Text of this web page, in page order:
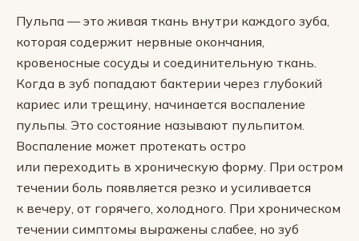
Пульпа — это живая ткань внутри каждого зуба,
которая содержит нервные окончания,
кровеносные сосуды и соединительную ткань.
Когда в зуб попадают бактерии через глубокий
кариес или трещину, начинается воспаление
пульпы. Это состояние называют пульпитом.
Воспаление может протекать остро
или переходить в хроническую форму. При остром
течении боль появляется резко и усиливается
к вечеру, от горячего, холодного. При хроническом
течении симптомы выражены слабее, но зуб